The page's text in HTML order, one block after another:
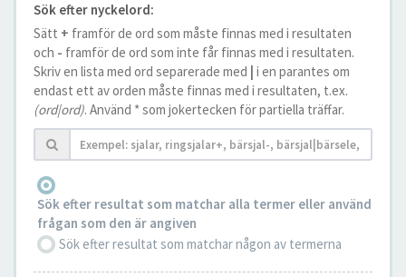
Sök efter nyckelord:
Sätt + framför de ord som måste finnas med i resultaten
och - framför de ord som inte får finnas med i resultaten.
Skriv en lista med ord separerade med | i en parantes om
endast ett av orden måste finnas med i resultaten, t.ex.
(ord|ord). Använd * som jokertecken för partiella träffar.
Sök efter resultat som matchar alla termer eller använd
frågan som den är angiven
Sök efter resultat som matchar någon av termerna